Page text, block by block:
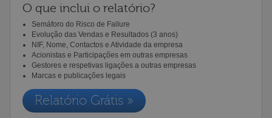
O que inclui o relatório?
Semáforo do Risco de Failure
Evolução das Vendas e Resultados (3 anos)
NIF, Nome, Contactos e Atividade da empresa
Acionistas e Participações em outras empresas
Gestores e respetivas ligações a outras empresas
Marcas e publicações legais
Relatório Grátis »